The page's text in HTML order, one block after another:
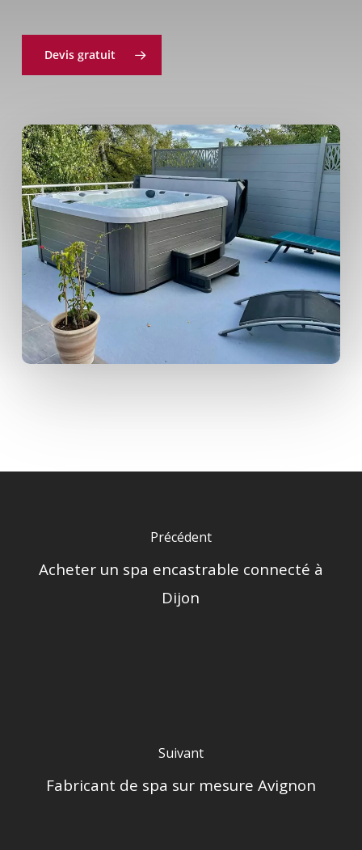
Devis gratuit
Précédent
Acheter un spa encastrable connecté à
Dijon
Suivant
Fabricant de spa sur mesure Avignon